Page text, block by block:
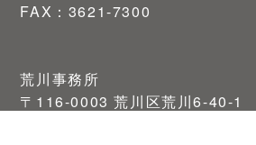
FAX：3621-7300
荒川事務所
〒116-0003 荒川区荒川6-40-1